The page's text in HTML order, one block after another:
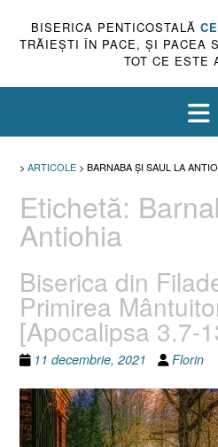
BISERICA PENTICOSTALĂ
TRĂIEŞTI ÎN PACE, ŞI PACEA
TOT CE ESTE
> ARTICOLE > BARNABA ŞI SAUL LA
Etichetă:
Antiohia
Biserica din
Primirea
[Apocalipsa 3.7-
11 decembrie, 2021 Florin